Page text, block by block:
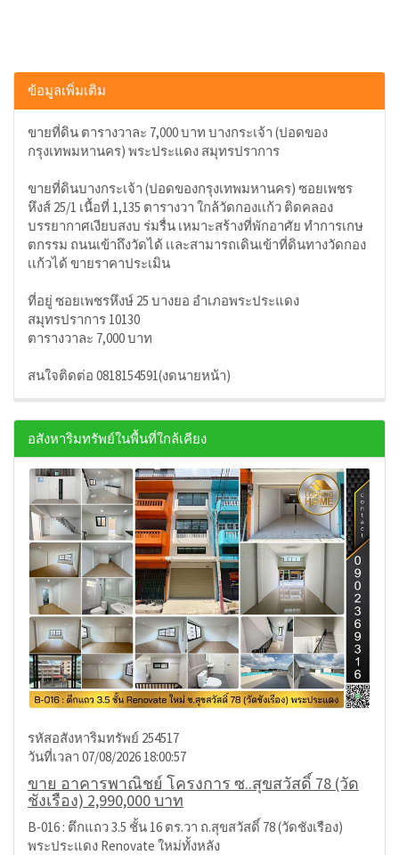
ข้อมูลเพิ่มเติม
ขายที่ดิน ตารางวาละ 7,000 บาท บางกระเจ้า (ปอดของ
กรุงเทพมหานคร) พระประแดง สมุทรปราการ
ขายที่ดินบางกระเจ้า (ปอดของกรุงเทพมหานคร) ซอยเพชร
หึงส์ 25/1 เนื้อที่ 1,135 ตารางวา ใกล้วัดกองเเก้ว ติดคลอง
บรรยากาศเงียบสงบ ร่มรื่น เหมาะสร้างที่พักอาศัย ทำการเกษ
ตกรรม ถนนเข้าถึงวัดได้ เเละสามารถเดินเข้าที่ดินทางวัดกอง
เเก้วได้ ขายราคาประเมิน
ที่อยู่ ซอยเพชรหึงษ์ 25 บางยอ อำเภอพระประแดง
สมุทรปราการ 10130
ตารางวาละ 7,000 บาท
สนใจติดต่อ 0818154591(งดนายหน้า)
อสังหาริมทรัพย์ในพื้นที่ใกล้เคียง
รหัสอสังหาริมทรัพย์ 254517
วันที่เวลา 07/08/2026 18:00:57
ขาย อาคารพาณิชย์ โครงการ ซ..สุขสวัสดิ์ 78 (วัด
ชังเรือง) 2,990,000 บาท
B-016 : ตึกแถว 3.5 ชั้น 16 ตร.วา ถ.สุขสวัสดิ์ 78 (วัดชังเรือง)
พระประแดง Renovate ใหม่ทั้งหลัง